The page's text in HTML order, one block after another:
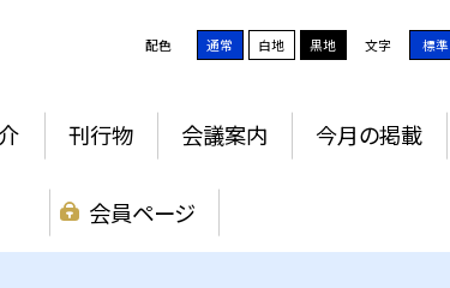
配色 通常 白地 黒地 文字 標準
刊行物 会議案内 今月の掲載
会員ページ